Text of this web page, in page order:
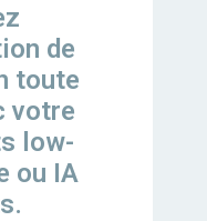
de
toute
votre
low-
ou IA